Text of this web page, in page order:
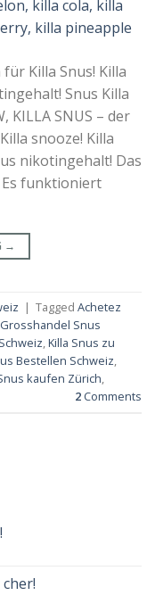
Killa Snus! Killa
Snus Killa
KILLA SNUS – der
snooze! Killa
nikotingehalt! Das
Es funktioniert
→
| Tagged Achetez
Grosshandel Snus
,Killa Snus zu
Bestellen Schweiz,
kaufen Zürich,
2 Comments